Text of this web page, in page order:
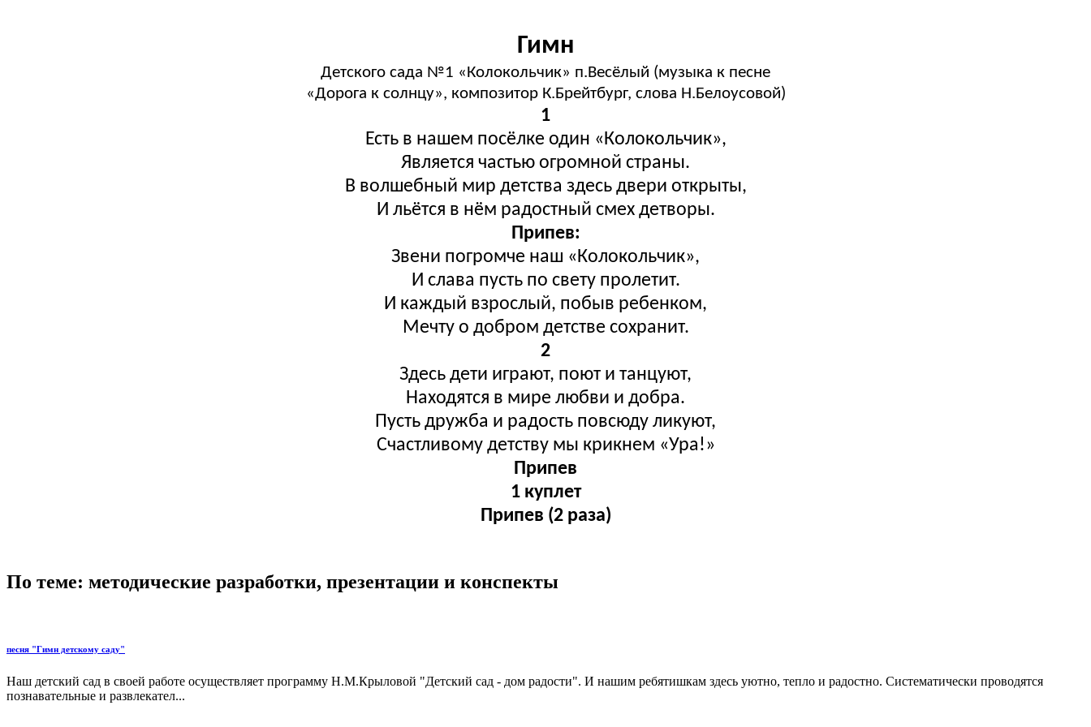
Гимн
Детского сада №1 «Колокольчик» п.Весёлый (музыка к песне
«Дорога к солнцу», композитор К.Брейтбург, слова Н.Белоусовой)
1
Есть в нашем посёлке один «Колокольчик»,
Является частью огромной страны.
В волшебный мир детства здесь двери открыты,
И льётся в нём радостный смех детворы.
Припев:
Звени погромче наш «Колокольчик»,
И слава пусть по свету пролетит.
И каждый взрослый, побыв ребенком,
Мечту о добром детстве сохранит.
2
Здесь дети играют, поют и танцуют,
Находятся в мире любви и добра.
Пусть дружба и радость повсюду ликуют,
Счастливому детству мы крикнем «Ура!»
Припев
1 куплет
Припев (2 раза)
По теме: методические разработки, презентации и конспекты
песня "Гимн детскому саду"
Наш детский сад в своей работе осуществляет программу Н.М.Крыловой "Детский сад - дом радости". И нашим ребятишкам здесь уютно, тепло и радостно. Систематически проводятся
познавательные и развлекател...